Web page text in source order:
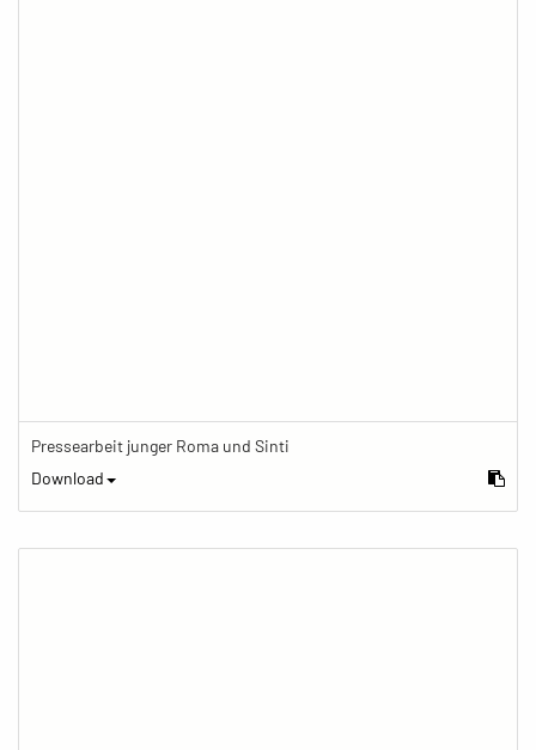
Pressearbeit junger Roma und Sinti
Download